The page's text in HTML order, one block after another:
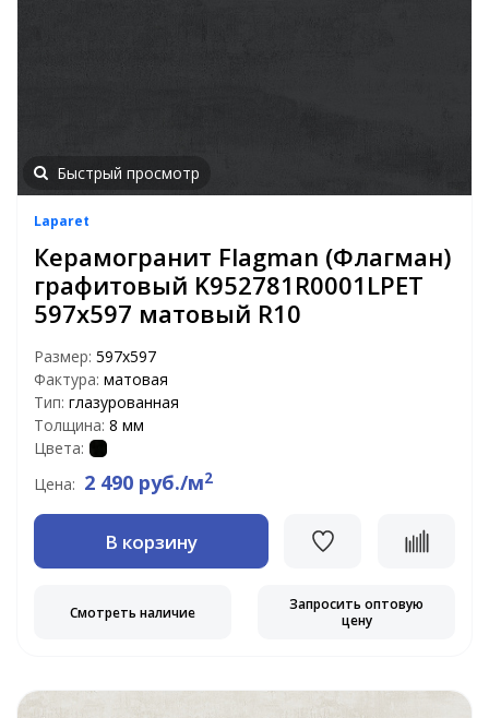
Быстрый просмотр
Laparet
Керамогранит Flagman (Флагман)
графитовый K952781R0001LPET
597x597 матовый R10
Размер: 597х597
Фактура: матовая
Тип: глазурованная
Толщина: 8 мм
Цвета:
Цена: 2 490 руб./м2
В корзину
Смотреть наличие
Запросить оптовую
цену